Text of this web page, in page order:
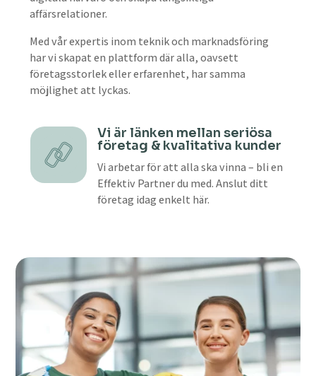
affärsrelationer.
Med vår expertis inom teknik och marknadsföring
har vi skapat en plattform där alla, oavsett
företagsstorlek eller erfarenhet, har samma
möjlighet att lyckas.
Vi är länken mellan seriösa
företag & kvalitativa kunder
Vi arbetar för att alla ska vinna – bli en
Effektiv Partner du med. Anslut ditt
företag idag enkelt här.